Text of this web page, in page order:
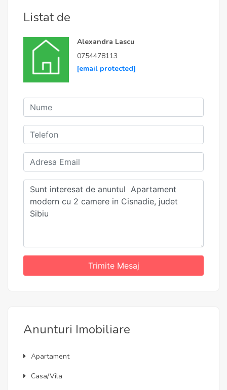
Listat de
Alexandra Lascu
0754478113
[email protected]
Trimite Mesaj
Anunturi Imobiliare
Apartament
Casa/Vila